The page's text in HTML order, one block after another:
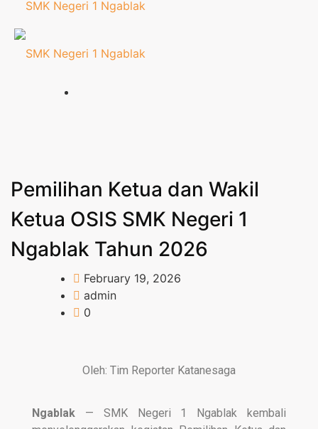
Pemilihan Ketua dan Wakil
Ketua OSIS SMK Negeri 1
Ngablak Tahun 2026
February 19, 2026
admin
0
Oleh: Tim Reporter Katanesaga
Ngablak — SMK Negeri 1 Ngablak kembali